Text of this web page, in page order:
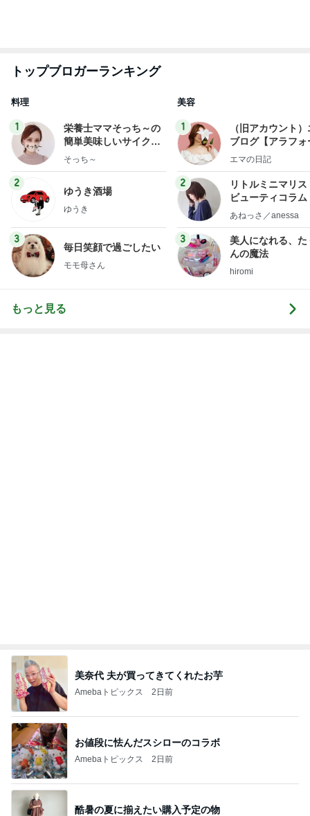
トップブロガーランキング
料理
1
栄養士ママそっち～の
簡単美味しいサイクル
献立
そっち～
2
ゆうき酒場
ゆうき
3
毎日笑顔で過ごしたい
モモ母さん
美容
1
（旧アカウント
ブログ【アラフォ
社売却セカンドラ
エマの日記
2
リトルミニマリス
ビューティコラ
little
あねっさ／anessa
3
美人になれる、た
んの魔法
hiromi
もっと見る
美奈代 夫が買ってきてくれたお芋
Amebaトピックス 2日前
お値段に怯んだスシローのコラボ
Amebaトピックス 2日前
酷暑の夏に揃えたい購入予定の物